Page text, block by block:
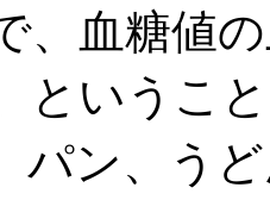
、血糖値
というこ
パン、う